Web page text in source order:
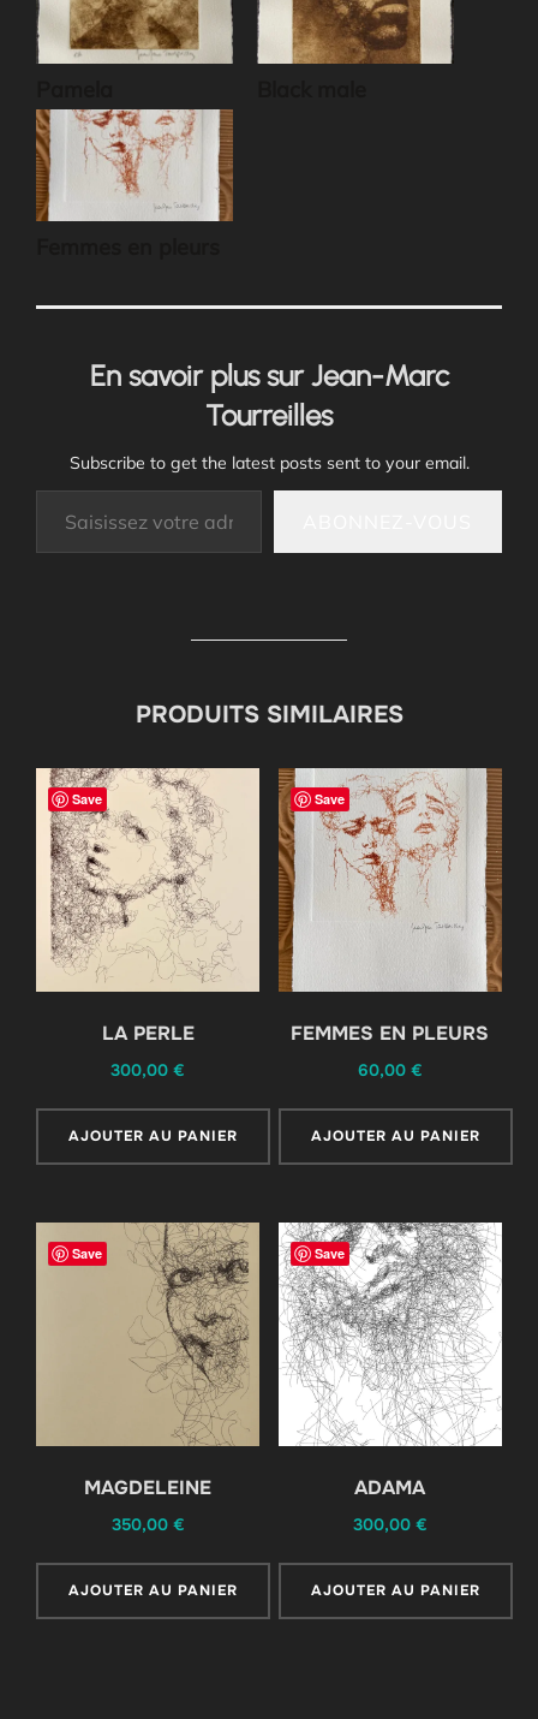
En savoir plus sur Jean-Marc
Tourreilles
Subscribe to get the latest posts sent to your email.
Saisissez votre adresse e-mail…
PRODUITS SIMILAIRES
Save
LA PERLE
300,00€
AJOUTER AU PANIER
Save
FEMMES EN PLEURS
60,00 €
AJOUTER AU PANIER
Save
MAGDELEINE
350,00 €
AJOUTER AU PANIER
Save
ADAMA
300,00 €
AJOUTER AU PANIER